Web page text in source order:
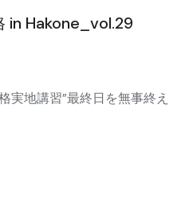
in Hakone_vol.29
実地講習”最終日を無事終え